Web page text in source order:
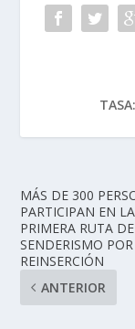
TASA:
MÁS DE 300
PARTICIPAN EN LA
PRIMERA RUTA DE
SENDERISMO
REINSERCIÓN
ANTERIOR